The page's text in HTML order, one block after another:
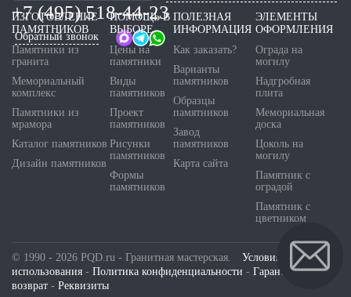
+7 (495) 518-44-23
Обратный звонок
ИЗГОТОВЛЕНИЕ
ПАМЯТНИКОВ
Памятники из
гранита
Мемориальный
комплекс
Памятники из
мрамора
Каталог памятников
Дизайн памятников
ПОМОЩЬ В
ВЫБОРЕ
Цены на
памятники
Виды
памятников
Проект
памятников
Рисунки
памятников
Формы
памятников
ПОЛЕЗНАЯ
ИНФОРМАЦИЯ
Как заказать?
Варианты
памятников
Образцы
памятников
Завод
памятников
Карта сайта
ЭЛЕМЕНТЫ
ОФОРМЛЕНИЯ
Ограда на
могилу
Надгробная
плита
Мемориальная
доска
Цоколь на
могилу
Памятник с
оградой
Памятник с
цветником
© 1990 - 2026 PQD.ru - Гранитная мастерская. Условия
использования - Политика конфиденциальности - Гарантия и
возврат - Реквизиты